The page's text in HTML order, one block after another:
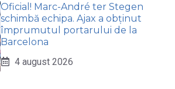
Oficial! Marc-André ter Stegen
schimbă echipa. Ajax a obținut
împrumutul portarului de la
Barcelona
4 august 2026